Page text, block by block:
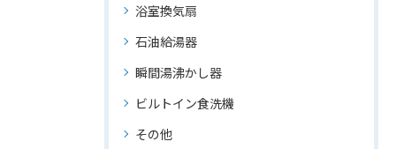
浴室換気扇
石油給湯器
瞬間湯沸かし器
ビルトイン食洗機
その他